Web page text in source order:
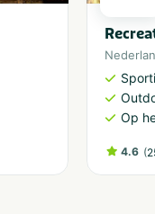
Op
4.6 (